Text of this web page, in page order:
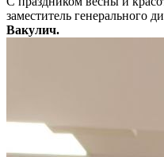
заместитель генерального
Вакулич.